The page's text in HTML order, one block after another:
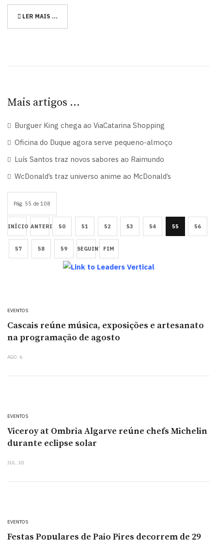
LER MAIS …
Mais artigos …
Burguer King chega ao ViaCatarina Shopping
Oficina do Duque agora serve pequeno-almoço
Luís Santos traz novos sabores ao Raimundo
WcDonald’s traz universo anime ao McDonald’s
Pág. 55 de 108
INÍCIO ANTERIOR50 51 52 53 54 55 56
57 58 59 SEGUINTEFIM
EVENTOS
Cascais reúne música, exposições e artesanato
na programação de agosto
AGO. 6
EVENTOS
Viceroy at Ombria Algarve reúne chefs Michelin
durante eclipse solar
JUL. 30
EVENTOS
Festas Populares de Paio Pires decorrem de 29